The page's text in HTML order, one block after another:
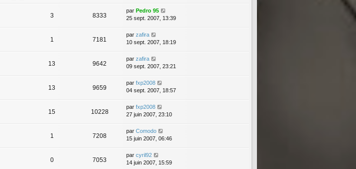
3 8333
par Pedro 95
25 sept. 2007, 13:39
1 7181
par zafira
10 sept. 2007, 18:19
13 9642
par zafira
09 sept. 2007, 23:21
13 9659
par fxp2008
04 sept. 2007, 18:57
15 10228
par fxp2008
27 juin 2007, 23:10
1 7208
par Comodo
15 juin 2007, 06:46
0 7053
par cyril92
14 juin 2007, 15:59